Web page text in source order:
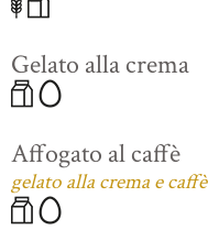
Gelato alla crema
Affogato al caffè
gelato alla crema e caffè